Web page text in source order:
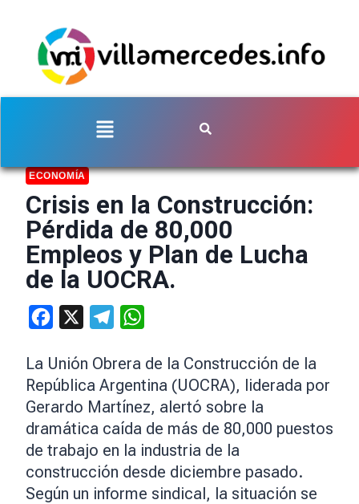
ECONOMÍA
Crisis en la Construcción:
Pérdida de 80,000
Empleos y Plan de Lucha
de la UOCRA.
Facebook Telegram
La Unión Obrera de la Construcción de la
República Argentina (UOCRA), liderada por
Gerardo Martínez, alertó sobre la
dramática caída de más de 80,000 puestos
de trabajo en la industria de la
construcción desde diciembre pasado.
Según un informe sindical, la situación se